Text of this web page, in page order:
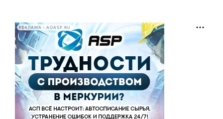
РЕКЛАМА • AOASP.RU